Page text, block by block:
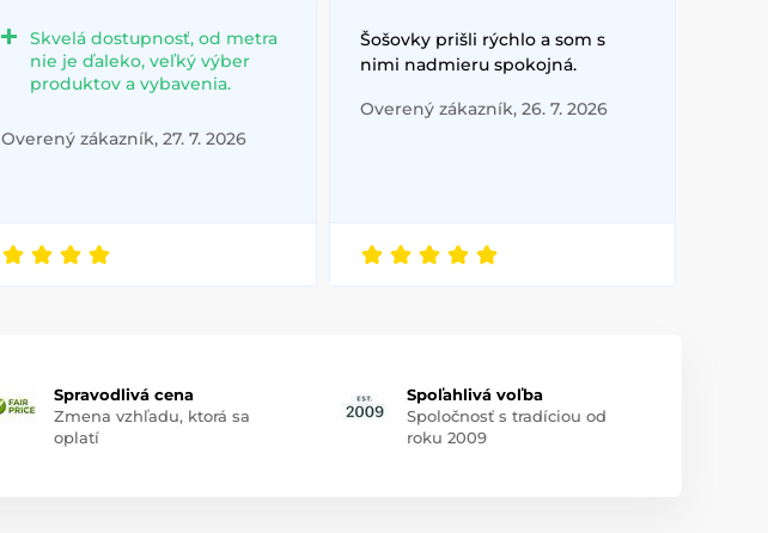
Skvelá dostupnosť, od metra
nie je ďaleko, veľký výber
produktov a vybavenia.
Overený zákazník, 27. 7. 2026
Šošovky prišli rýchlo a som s
nimi nadmieru spokojná.
Overený zákazník, 26. 7. 2026
Spravodlivá cena
Zmena vzhľadu, ktorá sa
oplatí
Spoľahlivá voľba
Spoločnosť s tradíciou od
roku 2009